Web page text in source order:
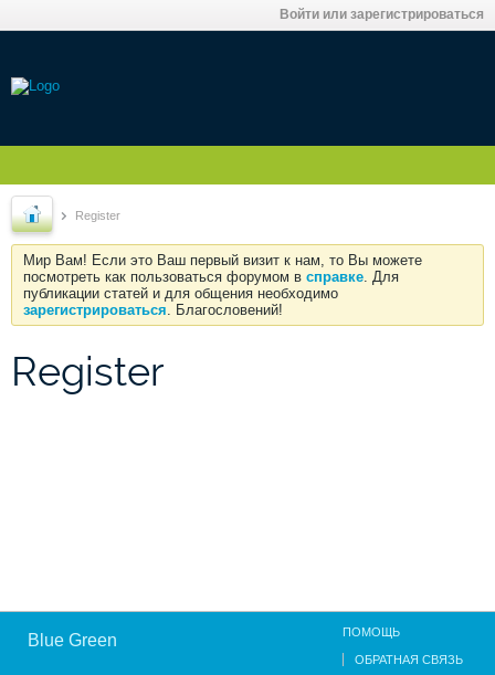
Войти или зарегистрироваться
Register
Мир Вам! Если это Ваш первый визит к нам, то Вы можете
посмотреть как пользоваться форумом в справке. Для
публикации статей и для общения необходимо
зарегистрироваться. Благословений!
Register
Blue Green ПОМОЩЬ
ОБРАТНАЯ СВЯЗЬ